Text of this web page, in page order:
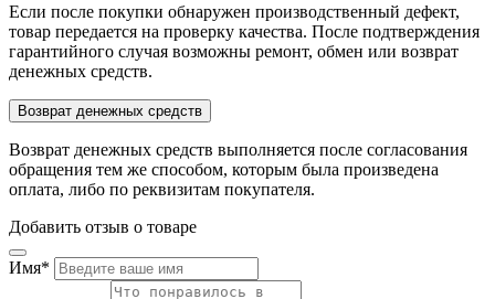
Если после покупки обнаружен производственный дефект,
товар передается на проверку качества. После подтверждения
гарантийного случая возможны ремонт, обмен или возврат
денежных средств.
Возврат денежных средств
Возврат денежных средств выполняется после согласования
обращения тем же способом, которым была произведена
оплата, либо по реквизитам покупателя.
Добавить отзыв о товаре
Имя*